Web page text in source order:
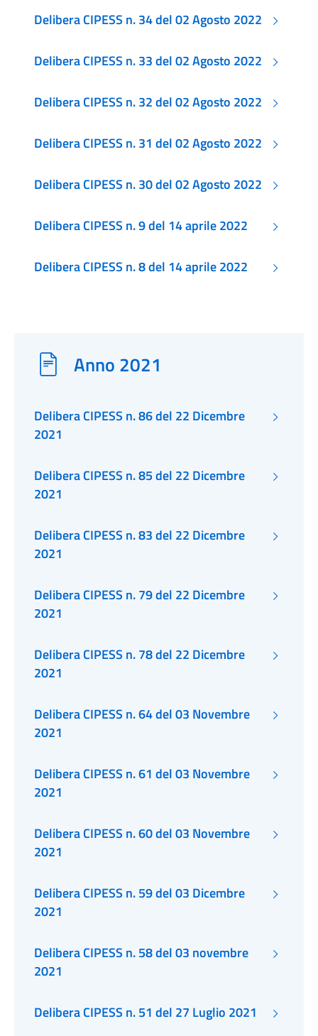
Delibera CIPESS n. 34 del 02 Agosto 2022
Delibera CIPESS n. 33 del 02 Agosto 2022
Delibera CIPESS n. 32 del 02 Agosto 2022
Delibera CIPESS n. 31 del 02 Agosto 2022
Delibera CIPESS n. 30 del 02 Agosto 2022
Delibera CIPESS n. 9 del 14 aprile 2022
Delibera CIPESS n. 8 del 14 aprile 2022
Anno 2021
Delibera CIPESS n. 86 del 22 Dicembre
2021
Delibera CIPESS n. 85 del 22 Dicembre
2021
Delibera CIPESS n. 83 del 22 Dicembre
2021
Delibera CIPESS n. 79 del 22 Dicembre
2021
Delibera CIPESS n. 78 del 22 Dicembre
2021
Delibera CIPESS n. 64 del 03 Novembre
2021
Delibera CIPESS n. 61 del 03 Novembre
2021
Delibera CIPESS n. 60 del 03 Novembre
2021
Delibera CIPESS n. 59 del 03 Dicembre
2021
Delibera CIPESS n. 58 del 03 novembre
2021
Delibera CIPESS n. 51 del 27 Luglio 2021